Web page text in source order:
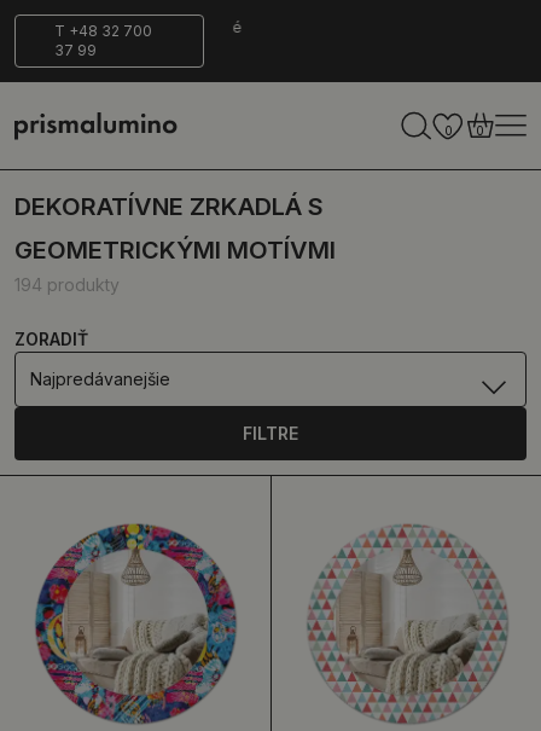
T +48 32 700
37 99
Ekologické
0 0
DEKORATÍVNE ZRKADLÁ S
GEOMETRICKÝMI MOTÍVMI
194 produkty
ZORADIŤ
Najpredávanejšie
FILTRE